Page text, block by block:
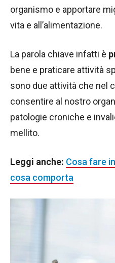
organismo e apportare
vita e all’alimentazione.
La parola chiave infatti è
bene e praticare attività
sono due attività che nel
consentire al nostro
patologie croniche e
mellito.
Leggi anche: Cosa fare
cosa comporta